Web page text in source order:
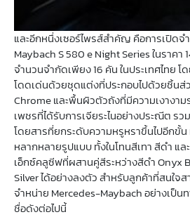
และอีกหนึ่งเซอร์ไพรส์สำคัญ คือการเปิดจ
Maybach S 580 e Night Series ในราค
จำนวนจำกัดเพียง 16 คัน ในประเทศไทย โ
โดดเด่นด้วยชุดแต่งที่ประกอบไปด้วยชิ้นส่
Chrome และพื้นผิวตัวถังที่มีความเงางาม
เพชรที่ได้รับการเจียระไนอย่างประณีต ร
โดยสารที่ยกระดับความหรูหราขึ้นไปอีกขั้
หลากหลายรูปแบบ ทั้งในโทนสีเทา สีดำ แ
เอ็กซ์คลูซีฟที่ผสานคู่สีระหว่างสีดำ Onyx
Silver ได้อย่างลงตัว สำหรับลูกค้าที่สนใจ
จำหน่าย Mercedes-Maybach อย่างเป็น
ชื่อดังต่อไปนี้